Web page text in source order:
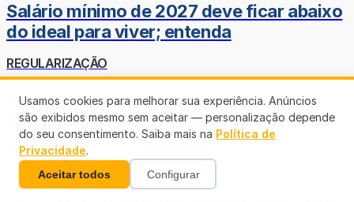
Salário mínimo de 2027 deve ficar abaixo
do ideal para viver; entenda
REGULARIZAÇÃO
Refis 2026 segue até final do ano e
amplia oportunidade para regularização
fiscal
CORRIDA AO PALÁCIO RIO MADEIRA
Usamos cookies para melhorar sua experiência. Anúncios
são exibidos mesmo sem aceitar — personalização depende
do seu consentimento. Saiba mais na Política de
Privacidade.
Aceitar todos Configurar